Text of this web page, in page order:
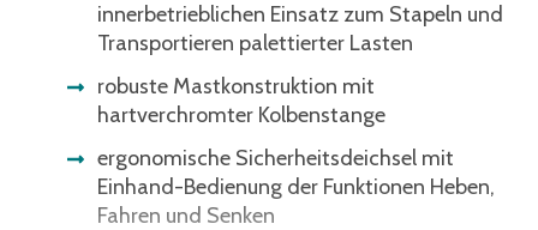
innerbetrieblichen Einsatz zum Stapeln und
Transportieren palettierter Lasten
robuste Mastkonstruktion mit
hartverchromter Kolbenstange
ergonomische Sicherheitsdeichsel mit
Einhand-Bedienung der Funktionen Heben,
Fahren und Senken